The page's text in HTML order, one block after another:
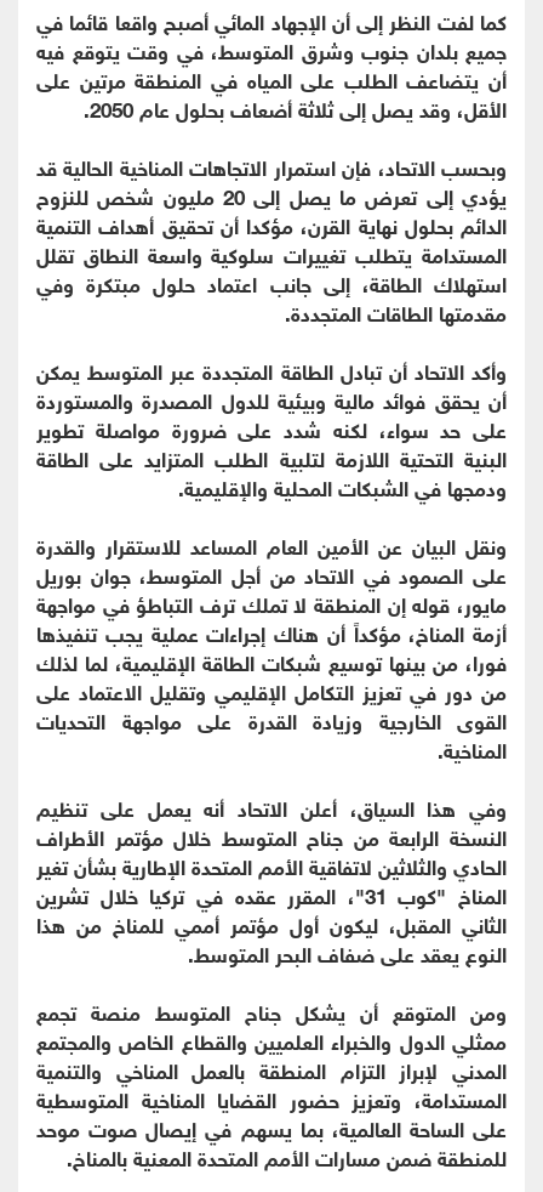
كما لفت النظر إلى أن الإجهاد المائي أصبح واقعا قائما في
جميع بلدان جنوب وشرق المتوسط، في وقت يتوقع فيه
أن يتضاعف الطلب على المياه في المنطقة مرتين على
الأقل، وقد يصل إلى ثلاثة أضعاف بحلول عام 2050.
وبحسب الاتحاد، فإن استمرار الاتجاهات المناخية الحالية قد
يؤدي إلى تعرض ما يصل إلى 20 مليون شخص للنزوح
الدائم بحلول نهاية القرن، مؤكدا أن تحقيق أهداف التنمية
المستدامة يتطلب تغييرات سلوكية واسعة النطاق تقلل
استهلاك الطاقة، إلى جانب اعتماد حلول مبتكرة وفي
مقدمتها الطاقات المتجددة.
وأكد الاتحاد أن تبادل الطاقة المتجددة عبر المتوسط يمكن
أن يحقق فوائد مالية وبيئية للدول المصدرة والمستوردة
على حد سواء، لكنه شدد على ضرورة مواصلة تطوير
البنية التحتية اللازمة لتلبية الطلب المتزايد على الطاقة
ودمجها في الشبكات المحلية والإقليمية.
ونقل البيان عن الأمين العام المساعد للاستقرار والقدرة
على الصمود في الاتحاد من أجل المتوسط، جوان بوريل
مايور، قوله إن المنطقة لا تملك ترف التباطؤ في مواجهة
أزمة المناخ، مؤكداً أن هناك إجراءات عملية يجب تنفيذها
فورا، من بينها توسيع شبكات الطاقة الإقليمية، لما لذلك
من دور في تعزيز التكامل الإقليمي وتقليل الاعتماد على
القوى الخارجية وزيادة القدرة على مواجهة التحديات
المناخية.
وفي هذا السياق، أعلن الاتحاد أنه يعمل على تنظيم
النسخة الرابعة من جناح المتوسط خلال مؤتمر الأطراف
الحادي والثلاثين لاتفاقية الأمم المتحدة الإطارية بشأن تغير
المناخ "كوب 31"، المقرر عقده في تركيا خلال تشرين
الثاني المقبل، ليكون أول مؤتمر أممي للمناخ من هذا
النوع يعقد على ضفاف البحر المتوسط.
ومن المتوقع أن يشكل جناح المتوسط منصة تجمع
ممثلي الدول والخبراء العلميين والقطاع الخاص والمجتمع
المدني لإبراز التزام المنطقة بالعمل المناخي والتنمية
المستدامة، وتعزيز حضور القضايا المناخية المتوسطية
على الساحة العالمية، بما يسهم في إيصال صوت موحد
للمنطقة ضمن مسارات الأمم المتحدة المعنية بالمناخ.